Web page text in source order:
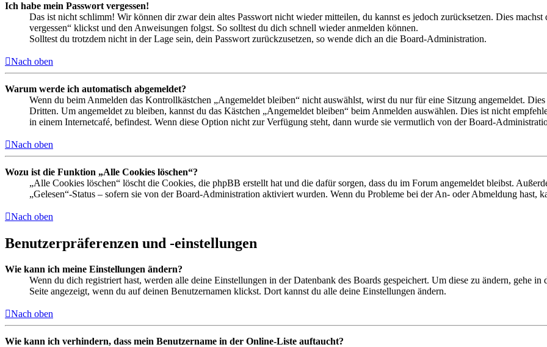
Ich habe mein Passwort vergessen!
Das ist nicht schlimm! Wir können dir zwar dein altes Passwort nicht wieder mitteilen, du kannst es jedoch zurücksetzen. Dies
vergessen“ klickst und den Anweisungen folgst. So solltest du dich schnell wieder anmelden können.
Solltest du trotzdem nicht in der Lage sein, dein Passwort zurückzusetzen, so wende dich an die Board-Administration.
Nach oben
Warum werde ich automatisch abgemeldet?
Wenn du beim Anmelden das Kontrollkästchen „Angemeldet bleiben“ nicht auswählst, wirst du nur für eine Sitzung angemeldet.
Dritten. Um angemeldet zu bleiben, kannst du das Kästchen „Angemeldet bleiben“ beim Anmelden auswählen. Dies ist nicht
in einem Internetcafé, befindest. Wenn diese Option nicht zur Verfügung steht, dann wurde sie vermutlich von der Board-
Nach oben
Wozu ist die Funktion „Alle Cookies löschen“?
„Alle Cookies löschen“ löscht die Cookies, die phpBB erstellt hat und die dafür sorgen, dass du im Forum angemeldet bleibst.
„Gelesen“-Status – sofern sie von der Board-Administration aktiviert wurden. Wenn du Probleme bei der An- oder Abmeldung hast,
Nach oben
Benutzerpräferenzen und -einstellungen
Wie kann ich meine Einstellungen ändern?
Wenn du dich registriert hast, werden alle deine Einstellungen in der Datenbank des Boards gespeichert. Um diese zu ändern, gehe
Seite angezeigt, wenn du auf deinen Benutzernamen klickst. Dort kannst du alle deine Einstellungen ändern.
Nach oben
Wie kann ich verhindern, dass mein Benutzername in der Online-Liste auftaucht?